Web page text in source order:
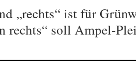
„rechts“ ist für
rechts“ soll Ampel-